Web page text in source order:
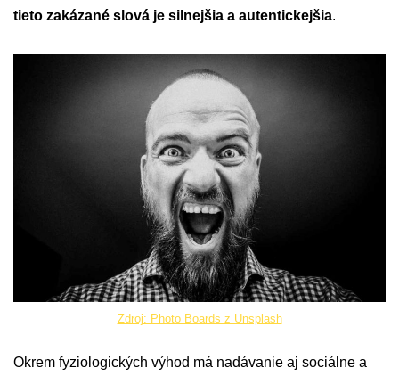
tieto zakázané slová je silnejšia a autentickejšia.​
Zdroj: Photo Boards z Unsplash
Okrem fyziologických výhod má nadávanie aj sociálne a